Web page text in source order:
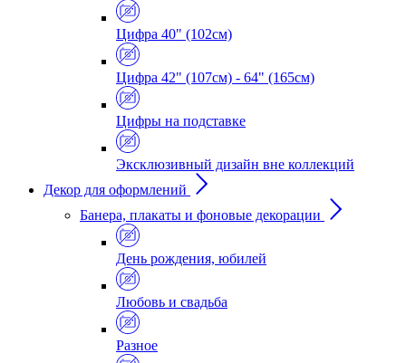
Цифра 40" (102см)
Цифра 42" (107см) - 64" (165см)
Цифры на подставке
Эксклюзивный дизайн вне коллекций
Декор для оформлений
Банера, плакаты и фоновые декорации
День рождения, юбилей
Любовь и свадьба
Разное